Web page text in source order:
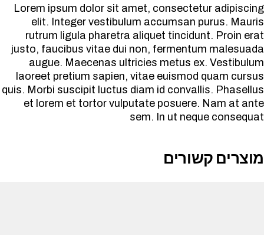
Lorem ipsum dolor sit amet, consectetur adipiscing
elit. Integer vestibulum accumsan purus. Mauris
rutrum ligula pharetra aliquet tincidunt. Proin erat
justo, faucibus vitae dui non, fermentum malesuada
augue. Maecenas ultricies metus ex. Vestibulum
laoreet pretium sapien, vitae euismod quam cursus
quis. Morbi suscipit luctus diam id convallis. Phasellus
et lorem et tortor vulputate posuere. Nam at ante
sem. In ut neque consequat
מוצרים קשורים